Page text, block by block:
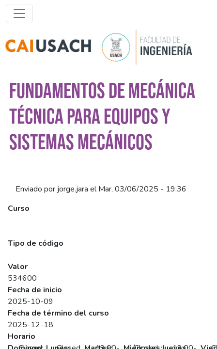
Pasar al contenido principal
FUNDAMENTOS DE MECÁNICA
TÉCNICA PARA EQUIPOS Y
SISTEMAS MECÁNICOS
Enviado por jorge.jara elMar, 03/06/2025 - 19:36
Curso
Tipo de código
Valor
534600
Fecha de inicio
2025-10-09
Fecha de término del curso
2025-12-18
Horario